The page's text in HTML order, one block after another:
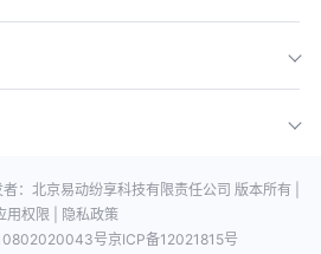
：北京易动纷享科技有限责任公司 版本所有 |
用权限 |
隐私政策
号京ICP备12021815号